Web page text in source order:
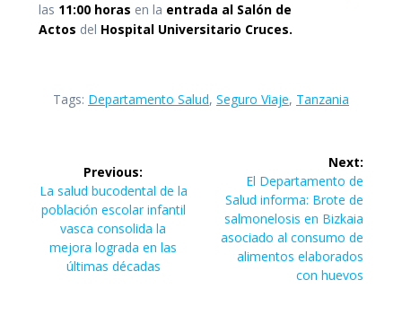
las 11:00 horas en la entrada al Salón de
Actos del Hospital Universitario Cruces.
Tags: Departamento Salud, Seguro Viaje, Tanzania
de
entradas
Previous:
Previous
post:
La salud bucodental de la
población escolar infantil
vasca consolida la
mejora lograda en las
últimas décadas
Next:
Next
post:
El Departamento de
Salud informa: Brote de
salmonelosis en Bizkaia
asociado al consumo de
alimentos elaborados
con huevos